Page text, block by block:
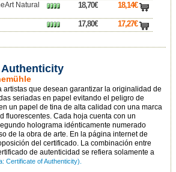
Natural
18,70€ 18,14€carro
17,80€ 17,27€carro
Authenticity
que desean garantizar la originalidad de
seriadas en papel evitando el peligro de
un papel de tina de alta calidad con una marca
fluorescentes. Cada hoja cuenta con un
holograma idénticamente numerado
de la obra de arte. En la página internet de
del certificado. La combinación entre
de autenticidad se refiera solamente a
Certificate of Authenticity).